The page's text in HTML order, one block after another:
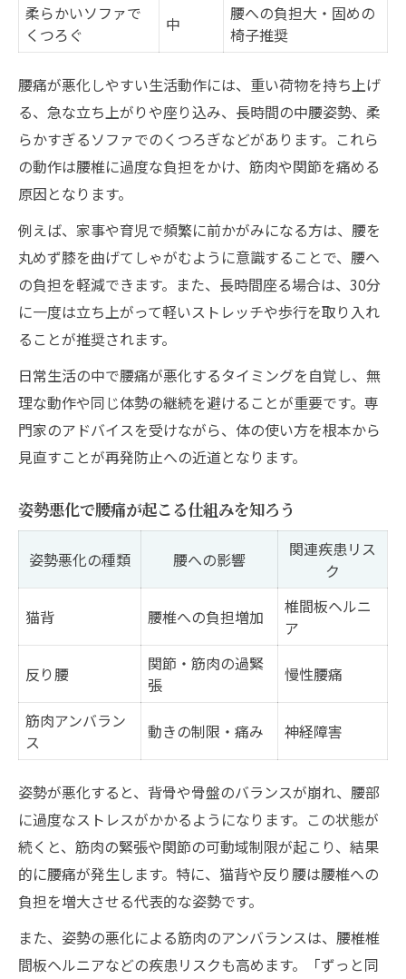
柔らかいソファで
くつろぐ
中
腰への負担大・固めの
椅子推奨
腰痛が悪化しやすい生活動作には、重い荷物を持ち上げ
る、急な立ち上がりや座り込み、長時間の中腰姿勢、柔
らかすぎるソファでのくつろぎなどがあります。これら
の動作は腰椎に過度な負担をかけ、筋肉や関節を痛める
原因となります。
例えば、家事や育児で頻繁に前かがみになる方は、腰を
丸めず膝を曲げてしゃがむように意識することで、腰へ
の負担を軽減できます。また、長時間座る場合は、30分
に一度は立ち上がって軽いストレッチや歩行を取り入れ
ることが推奨されます。
日常生活の中で腰痛が悪化するタイミングを自覚し、無
理な動作や同じ体勢の継続を避けることが重要です。専
門家のアドバイスを受けながら、体の使い方を根本から
見直すことが再発防止への近道となります。
姿勢悪化で腰痛が起こる仕組みを知ろう
姿勢悪化の種類 腰への影響
関連疾患リス
ク
猫背 腰椎への負担増加
椎間板ヘルニ
ア
反り腰
関節・筋肉の過緊
張
慢性腰痛
筋肉アンバラン
ス
動きの制限・痛み 神経障害
姿勢が悪化すると、背骨や骨盤のバランスが崩れ、腰部
に過度なストレスがかかるようになります。この状態が
続くと、筋肉の緊張や関節の可動域制限が起こり、結果
的に腰痛が発生します。特に、猫背や反り腰は腰椎への
負担を増大させる代表的な姿勢です。
また、姿勢の悪化による筋肉のアンバランスは、腰椎椎
間板ヘルニアなどの疾患リスクも高めます。「ずっと同